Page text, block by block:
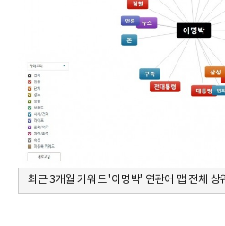
최근 3개월 키워드 '이명박' 연관어 맵 전체 상